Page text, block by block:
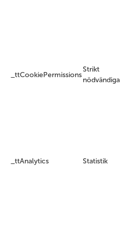
_ttCookiePermissions
Strikt
nödvändiga
_ttAnalytics Statistik